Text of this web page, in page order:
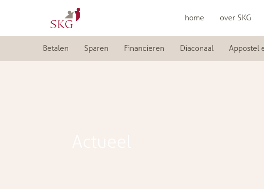
home over SKG
Betalen Sparen Financieren Diaconaal Appostel